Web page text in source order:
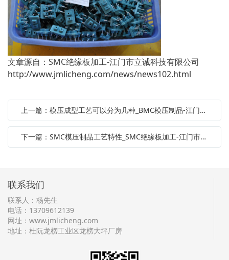
文章源自：SMC绝缘板加工-江门市立诚科技有限公司
http://www.jmlicheng.com/news/news102.html
上一篇：模压成型工艺可以分为几种_BMC模压制品-江门市立诚科技有限公司
下一篇：SMC模压制品工艺特性_SMC绝缘板加工-江门市立诚科技有限公司
联系我们
联系人：杨先生
电话：13709612139
网址： www.jmlicheng.com
地址：杜阮龙榜工业区龙榜大坪厂房